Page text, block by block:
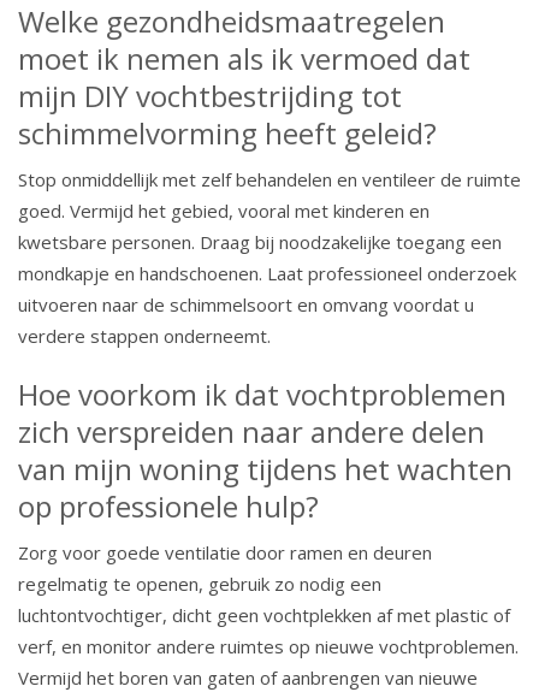
Welke gezondheidsmaatregelen
moet ik nemen als ik vermoed dat
mijn DIY vochtbestrijding tot
schimmelvorming heeft geleid?
Stop onmiddellijk met zelf behandelen en ventileer de ruimte
goed. Vermijd het gebied, vooral met kinderen en
kwetsbare personen. Draag bij noodzakelijke toegang een
mondkapje en handschoenen. Laat professioneel onderzoek
uitvoeren naar de schimmelsoort en omvang voordat u
verdere stappen onderneemt.
Hoe voorkom ik dat vochtproblemen
zich verspreiden naar andere delen
van mijn woning tijdens het wachten
op professionele hulp?
Zorg voor goede ventilatie door ramen en deuren
regelmatig te openen, gebruik zo nodig een
luchtontvochtiger, dicht geen vochtplekken af met plastic of
verf, en monitor andere ruimtes op nieuwe vochtproblemen.
Vermijd het boren van gaten of aanbrengen van nieuwe